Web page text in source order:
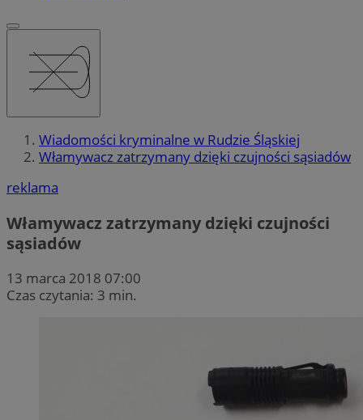
Wiadomości kryminalne w Rudzie Śląskiej
Włamywacz zatrzymany dzięki czujności sąsiadów
reklama
Włamywacz zatrzymany dzięki czujności
sąsiadów
13 marca 2018 07:00
Czas czytania: 3 min.